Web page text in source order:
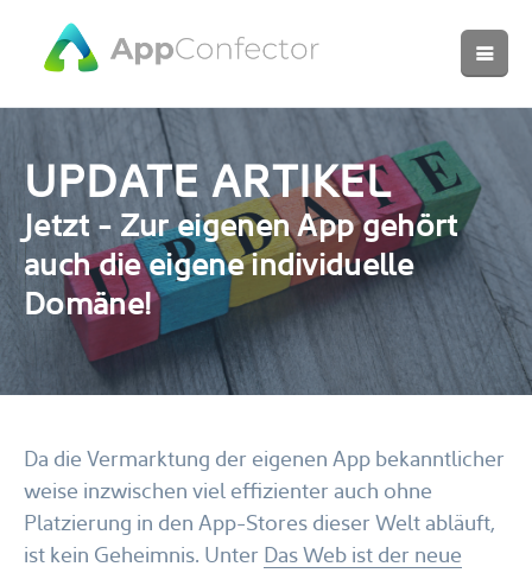
UPDATE ARTIKEL
Jetzt - Zur eigenen App gehört
auch die eigene individuelle
Domäne!
Da die Vermarktung der eigenen App bekanntlicher
weise inzwischen viel effizienter auch ohne
Platzierung in den App-Stores dieser Welt abläuft,
ist kein Geheimnis. Unter Das Web ist der neue